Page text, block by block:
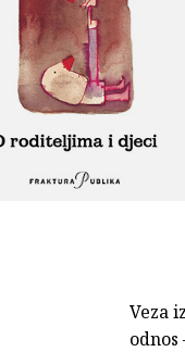
Veza